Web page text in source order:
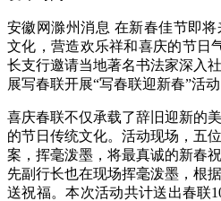
安徽网滁州消息 在新春佳节即
文化，营造欢乐祥和喜庆的节日
长支行邀请当地著名书法家深入
展写春联开展“写春联迎新春”活动
喜庆春联不仅承载了辞旧迎新的
的节日传统文化。活动现场，五
案，挥毫泼墨，将最真诚的新春
先副行长也在现场挥毫泼墨，根
送祝福。本次活动共计送出春联